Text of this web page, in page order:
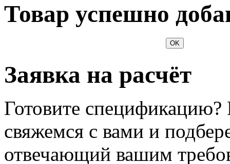
Товар успешно
OK
Заявка на расчёт
Готовите
свяжемся с вами и
отвечающий вашим